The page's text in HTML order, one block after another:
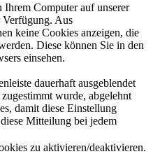
Computer auf unserer
Verfügung. Aus
keine Cookies anzeigen, die
Diese können Sie in den
einsehen.
dauerhaft ausgeblendet
wurde, abgelehnt
damit diese Einstellung
Mitteilung bei jedem
zu aktivieren/deaktivieren.